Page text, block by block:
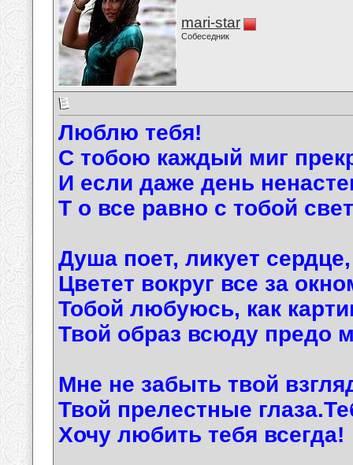
mari-star
Собеседник
Люблю тебя!
С тобою каждый миг
И если даже день
Т о все равно с тобой
Душа поет, ликует сердце,
Цветет вокруг все за
Тобой любуюсь, как
Твой образ всюду предо
Мне не забыть твой
Твой прелестные
Хочу любить тебя всегда!